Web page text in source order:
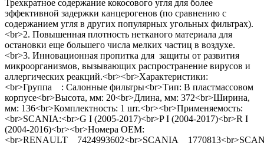
Трехкратное содержание кокосового угля для более
эффективной задержки канцерогенов (по сравнению с
содержанием угля в других популярных угольных фильтрах).
<br>2. Повышенная плотность нетканого материала для
остановки еще большего числа мелких частиц в воздухе.
<br>3. Инновационная пропитка для защиты от развития
микроорганизмов, вызывающих распространение вирусов и
аллергических реакций.<br><br>Характеристики:
<br>Группа : Салонные фильтры<br>Тип: В пластмассовом
корпусе<br>Высота, мм: 20<br>Длина, мм: 372<br>Ширина,
мм: 136<br>Комплектность: 1 шт.<br><br>Применяемость:
<br>SCANIA:<br>G I (2005-2017)<br>P I (2004-2017)<br>R I
(2004-2016)<br><br>Номера ОЕМ:
<br>RENAULT 7424993602<br>SCANIA